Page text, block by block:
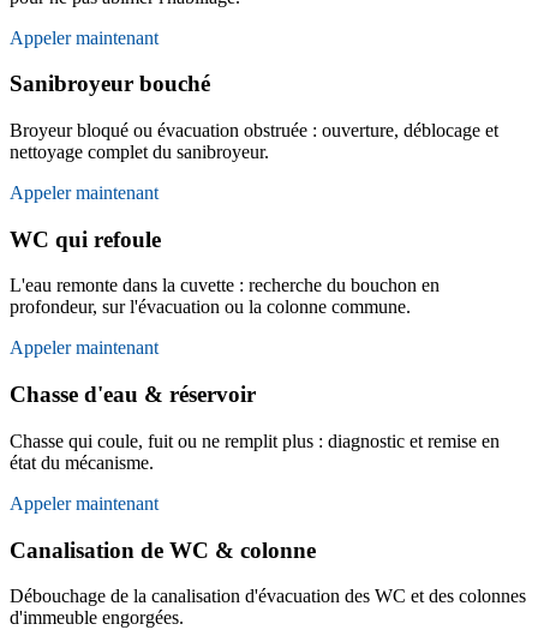
Appeler maintenant
Sanibroyeur bouché
Broyeur bloqué ou évacuation obstruée : ouverture, déblocage et
nettoyage complet du sanibroyeur.
Appeler maintenant
WC qui refoule
L'eau remonte dans la cuvette : recherche du bouchon en
profondeur, sur l'évacuation ou la colonne commune.
Appeler maintenant
Chasse d'eau & réservoir
Chasse qui coule, fuit ou ne remplit plus : diagnostic et remise en
état du mécanisme.
Appeler maintenant
Canalisation de WC & colonne
Débouchage de la canalisation d'évacuation des WC et des colonnes
d'immeuble engorgées.